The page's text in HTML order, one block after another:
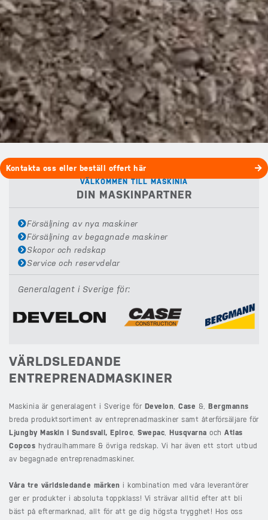
Kontakta oss eller beställ offert här
VÄLKOMMEN TILL MASKINIA
DIN MASKINPARTNER
Försäljning av nya maskiner
Försäljning av begagnade maskiner
Skopor och redskap
Service och reservdelar
Generalagent i Sverige för:
VÄRLDSLEDANDE
ENTREPRENADMASKINER
Maskinia är generalagent i Sverige för Develon, Case &, Bergmanns
breda produktsortiment av entreprenadmaskiner samt återförsäljare för
Ljungby Maskin i Sundsvall, Epiroc, Swepac, Husqvarna och Atlas
Copcos hydraulhammare & övriga redskap. Vi har även ett stort utbud
av begagnade entreprenadmaskiner.
Våra tre världsledande märken i kombination med våra leverantörer
ger er produkter i absoluta toppklass! Vi strävar alltid efter att bli
bäst på eftermarknad, allt för att ge dig högsta trygghet! Hos oss